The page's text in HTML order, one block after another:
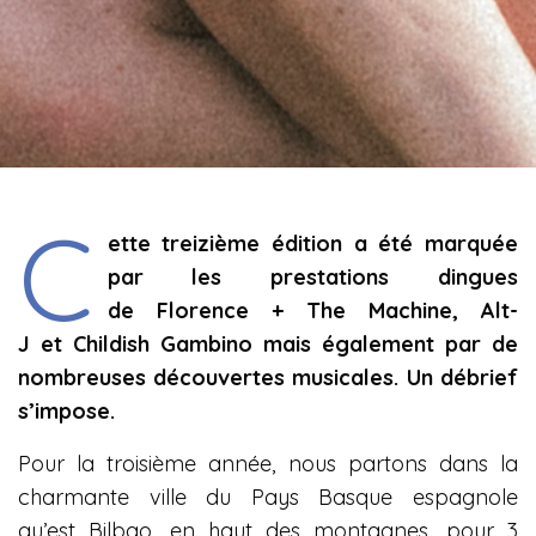
C
ette treizième édition a été marquée
par les prestations dingues
de Florence + The Machine, Alt-
J et Childish Gambino mais également par de
nombreuses découvertes musicales. Un débrief
s’impose.
Pour la troisième année, nous partons dans la
charmante ville du Pays Basque espagnole